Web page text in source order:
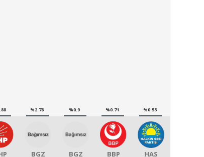
%2.78
BGZ
%0.9
BGZ
%0.71
BBP
%0.53
HAS